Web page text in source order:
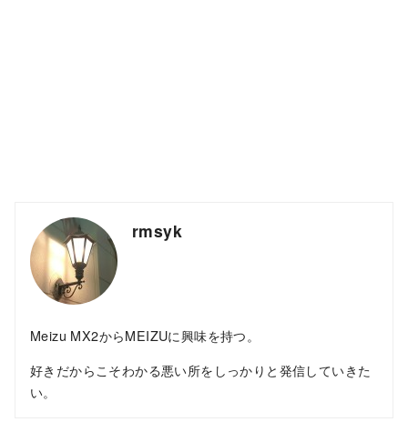
rmsyk
Meizu MX2からMEIZUに興味を持つ。
好きだからこそわかる悪い所をしっかりと発信していきた
い。